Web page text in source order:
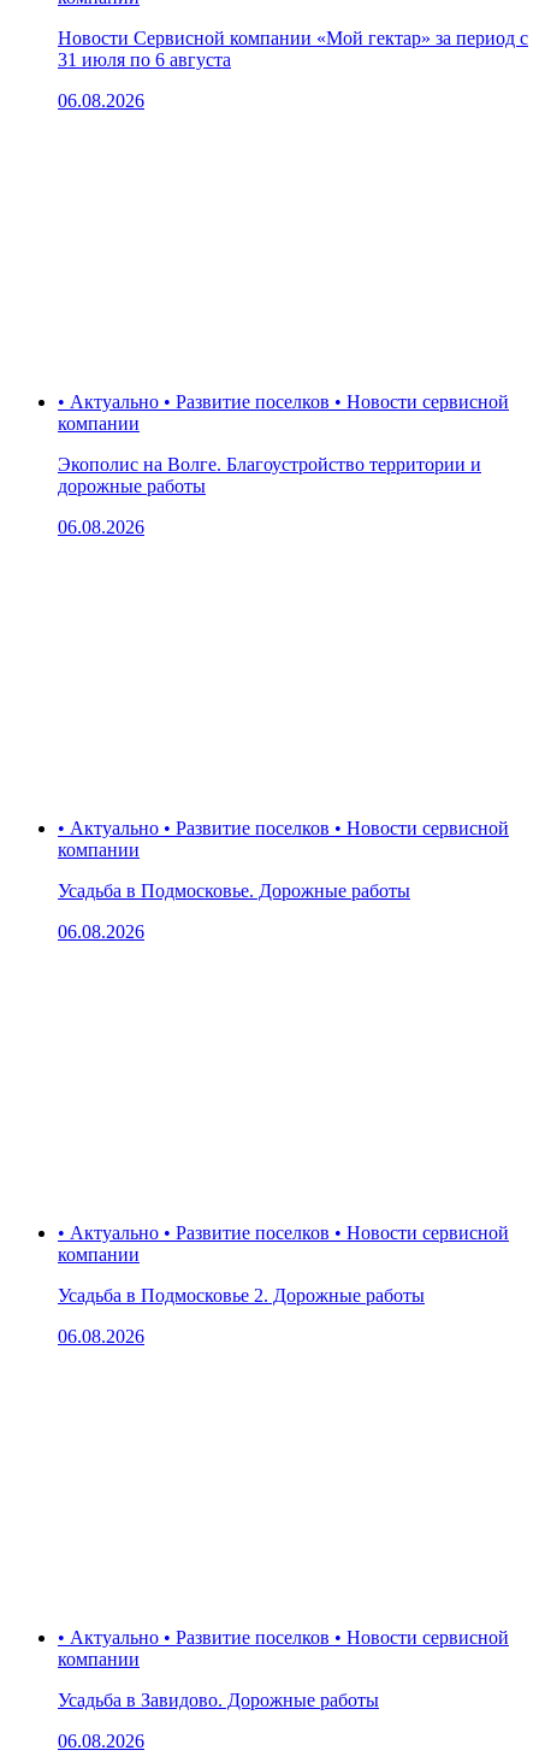
Новости Сервисной компании «Мой гектар» за период с
31 июля по 6 августа
06.08.2026
• Актуально • Развитие поселков • Новости сервисной
компании
Экополис на Волге. Благоустройство территории и
дорожные работы
06.08.2026
• Актуально • Развитие поселков • Новости сервисной
компании
Усадьба в Подмосковье. Дорожные работы
06.08.2026
• Актуально • Развитие поселков • Новости сервисной
компании
Усадьба в Подмосковье 2. Дорожные работы
06.08.2026
• Актуально • Развитие поселков • Новости сервисной
компании
Усадьба в Завидово. Дорожные работы
06.08.2026